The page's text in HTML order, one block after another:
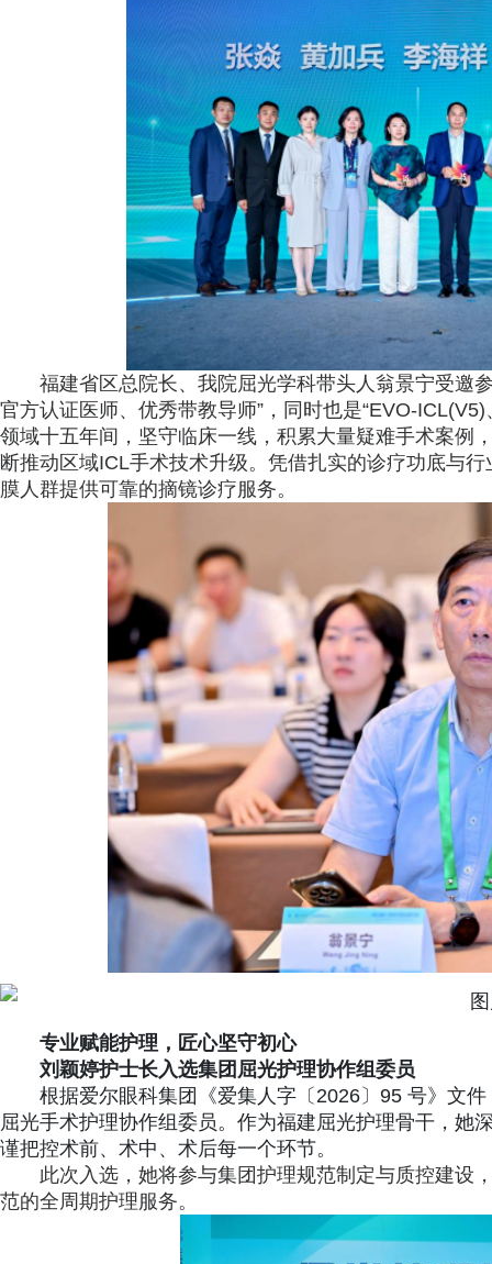
福建省区总院长、我院屈光学科带头人翁景宁受邀
官方认证医师、优秀带教导师”，同时也是“EVO-
领域十五年间，坚守临床一线，积累大量疑难手术案例
断推动区域ICL手术技术升级。凭借扎实的诊疗功底与
膜人群提供可靠的摘镜诊疗服务。
专业赋能护理，匠心坚守初心
刘颖婷护士长入选集团屈光护理协作组委员
根据爱尔眼科集团《爱集人字〔2026〕95 号》文
屈光手术护理协作组委员。作为福建屈光护理骨干，她
谨把控术前、术中、术后每一个环节。
此次入选，她将参与集团护理规范制定与质控建设
范的全周期护理服务。